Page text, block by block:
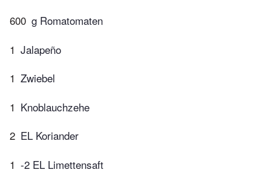
600 g Romatomaten
1 Jalapeño
1 Zwiebel
1 Knoblauchzehe
2 EL Koriander
1 -2 EL Limettensaft